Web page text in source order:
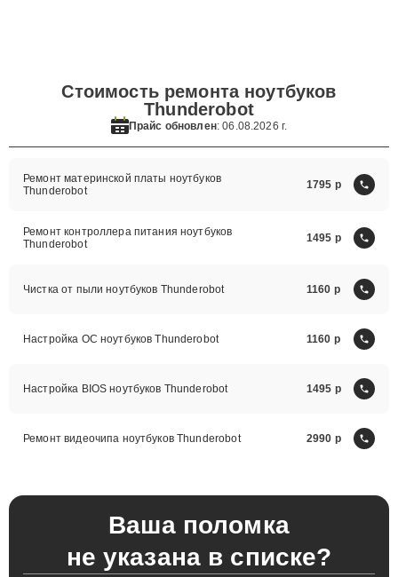
Стоимость ремонта ноутбуков
Thunderobot
Прайс обновлен: 06.08.2026 г.
Ремонт материнской платы ноутбуков
Ремонт контроллера питания ноутбуков
Ваша поломка